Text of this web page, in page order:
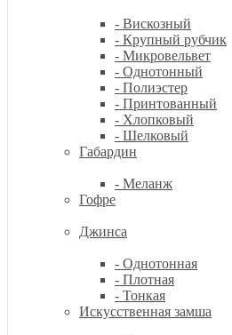
- Вискозный
- Крупный рубчик
- Микровельвет
- Однотонный
- Полиэстер
- Принтованный
- Хлопковый
- Шелковый
Габардин
- Меланж
Гофре
Джинса
- Однотонная
- Плотная
- Тонкая
Искусственная замша